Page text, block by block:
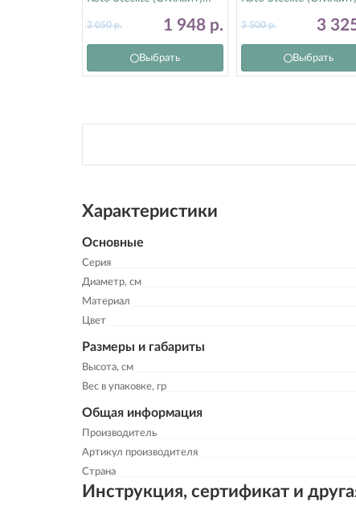
1 948 р.
2 050р.
Выбрать
3
3 500р.
Выбрать
Характеристики
Основные
Серия
Диаметр, см
Материал
Цвет
Размеры и габариты
Высота, см
Вес в упаковке, гр
Общая информация
Производитель
Артикул производителя
Страна
Инструкция, сертификат и